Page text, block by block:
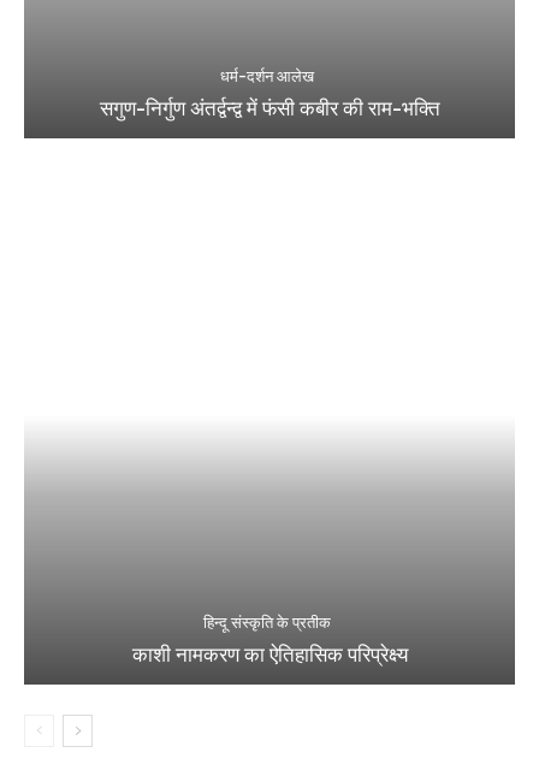
धर्म-दर्शन आलेख
सगुण-निर्गुण अंतर्द्वन्द्व में फंसी कबीर की राम-भक्ति
हिन्दू संस्कृति के प्रतीक
काशी नामकरण का ऐतिहासिक परिप्रेक्ष्य